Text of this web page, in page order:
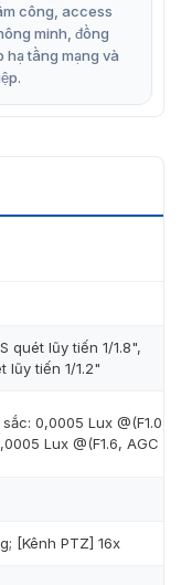
2 camera
hợp hoàn hảo
camera PTZ
này mang lại
trong khi
to, theo dõi chi
kiệm chi phí
công, access
minh, đồng
tầng mạng và
quét lũy tiến 1/1.8",
lũy tiến 1/1.2"
0,0005 Lux @(F1.0,
Lux @(F1.6, AGC
[Kênh PTZ] 16x